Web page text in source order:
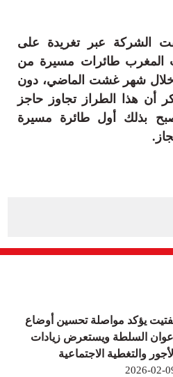
يؤكد مواصلة تحسين أوضاع
أعوان السلطة ويستعرض زيادات
الأجور والتغطية الاجتماعية
2026-02-
الشركة عبر تغريدة على
المغرب طائرات مسيرة من
“بيرقدار تي بي 2” خلال شهر غشت الماضي، دون
أن هذا الطراز تجاوز حاجز
بذلك أول طائرة مسيرة